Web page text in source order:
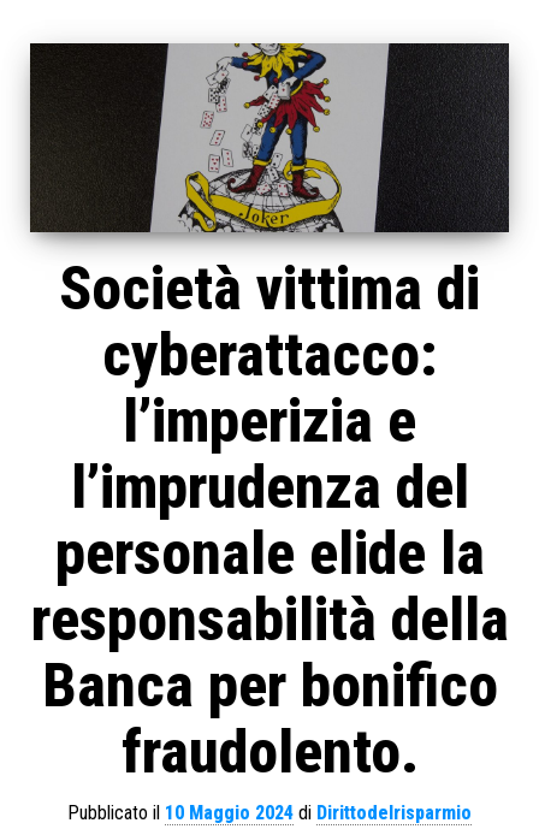
Società vittima di
cyberattacco:
l’imperizia e
l’imprudenza del
personale elide la
responsabilità della
Banca per bonifico
fraudolento.
Pubblicato il 10 Maggio 2024 di Dirittodelrisparmio